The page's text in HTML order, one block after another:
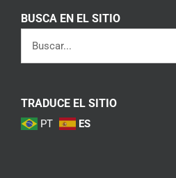
BUSCA EN EL SITIO
TRADUCE EL SITIO
PT ES